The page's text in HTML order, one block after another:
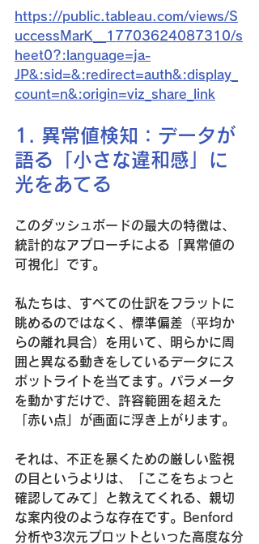
https://public.tableau.com/views/S
uccessMarK__17703624087310/s
heet0?:language=ja-
JP&:sid=&:redirect=auth&:display_
count=n&:origin=viz_share_link
1. 異常値検知：データが
語る「小さな違和感」に
光をあてる
このダッシュボードの最大の特徴は、
統計的なアプローチによる「異常値の
可視化」です。
私たちは、すべての仕訳をフラットに
眺めるのではなく、標準偏差（平均か
らの離れ具合）を用いて、明らかに周
囲と異なる動きをしているデータにス
ポットライトを当てます。パラメータ
を動かすだけで、許容範囲を超えた
「赤い点」が画面に浮き上がります。
それは、不正を暴くための厳しい監視
の目というよりは、「ここをちょっと
確認してみて」と教えてくれる、親切
な案内役のような存在です。Benford
分析や3次元プロットといった高度な分